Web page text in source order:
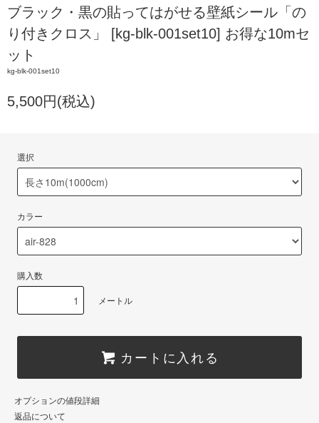
ブラック・黒の貼ってはがせる壁紙シール「の
り付きクロス」 [kg-blk-001set10] お得な10mセ
ット
kg-blk-001set10
5,500円(税込)
選択
カラー
購入数
メートル
カートに入れる
オプションの値段詳細
返品について